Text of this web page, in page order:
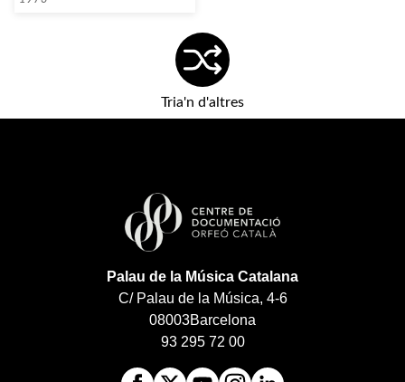
Tria'n d'altres
Palau de la Música Catalana
C/ Palau de la Música, 4-6
08003Barcelona
93 295 72 00